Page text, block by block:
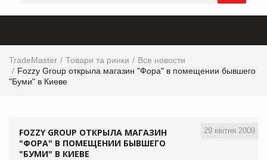
TradeMaster Товари та ринки
Все новости
Fozzy Group открыла магазин "Фора" в помещении бывшего
"Буми" в Киеве
29 квітня 2009
FOZZY GROUP ОТКРЫЛА МАГАЗИН
"ФОРА" В ПОМЕЩЕНИИ БЫВШЕГО
"БУМИ" В КИЕВЕ